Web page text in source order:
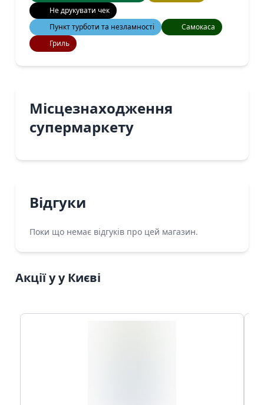
Не друкувати чек
Пункт турботи та незламності
Самокаса
Гриль
Місцезнаходження
супермаркету
Відгуки
Поки що немає відгуків про цей магазин.
Акції у у Києві